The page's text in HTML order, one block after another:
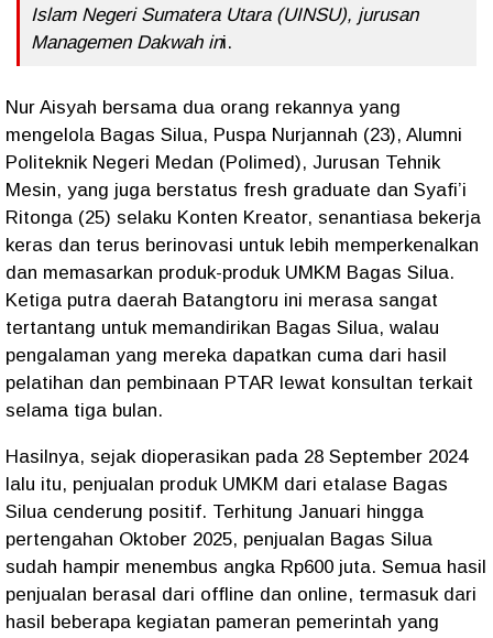
Islam Negeri Sumatera Utara (UINSU), jurusan
Managemen Dakwah ini.
Nur Aisyah bersama dua orang rekannya yang
mengelola Bagas Silua, Puspa Nurjannah (23), Alumni
Politeknik Negeri Medan (Polimed), Jurusan Tehnik
Mesin, yang juga berstatus fresh graduate dan Syafi’i
Ritonga (25) selaku Konten Kreator, senantiasa bekerja
keras dan terus berinovasi untuk lebih memperkenalkan
dan memasarkan produk-produk UMKM Bagas Silua.
Ketiga putra daerah Batangtoru ini merasa sangat
tertantang untuk memandirikan Bagas Silua, walau
pengalaman yang mereka dapatkan cuma dari hasil
pelatihan dan pembinaan PTAR lewat konsultan terkait
selama tiga bulan.
Hasilnya, sejak dioperasikan pada 28 September 2024
lalu itu, penjualan produk UMKM dari etalase Bagas
Silua cenderung positif. Terhitung Januari hingga
pertengahan Oktober 2025, penjualan Bagas Silua
sudah hampir menembus angka Rp600 juta. Semua hasil
penjualan berasal dari offline dan online, termasuk dari
hasil beberapa kegiatan pameran pemerintah yang